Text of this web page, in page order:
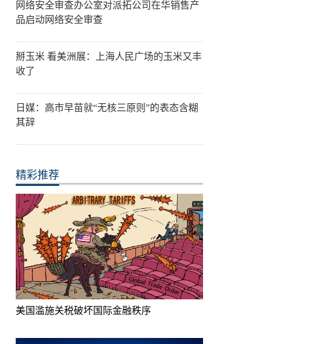
网络安全审查办公室对派拓公司在华销售产
品启动网络安全审查
掰玉米 看美洲展：上海人民广场的玉米又丰
收了
日媒：高市早苗就“无核三原则”的表态含糊
其辞
精彩推荐
美国滥施关税破坏国际金融秩序